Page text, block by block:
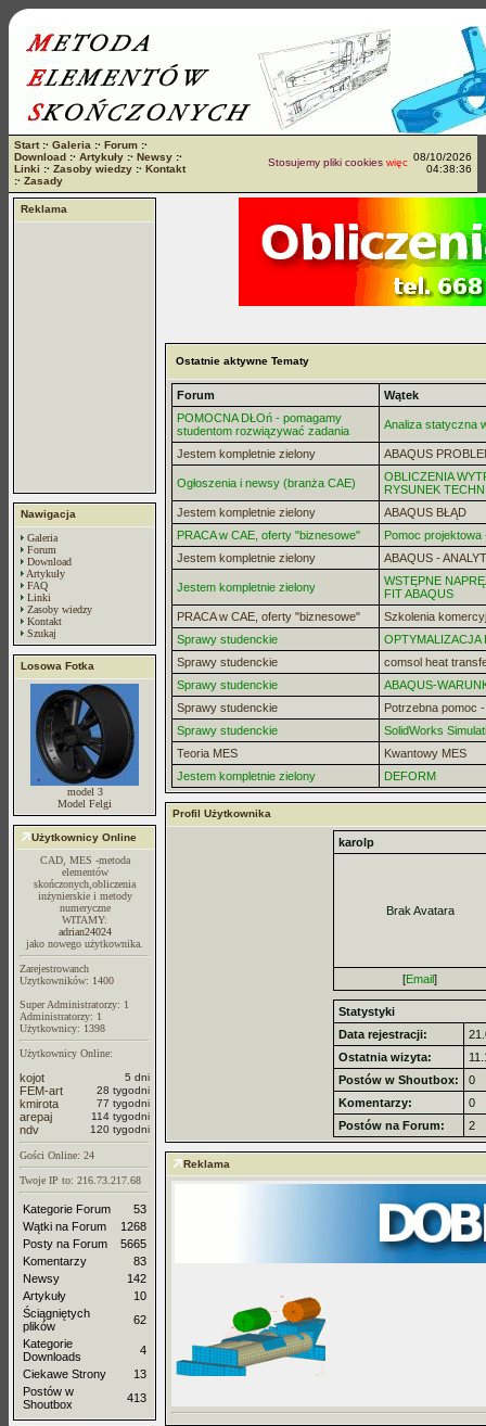
Start:· Galeria :· Forum :·
Download :· Artykuły :· Newsy :·
Linki :· Zasoby wiedzy :· Kontakt
:· Zasady
Stosujemy pliki cookieswięcej...08/10/2026
04:38:36
Reklama
Nawigacja
Galeria
Forum
Download
Artykuły
FAQ
Linki
Zasoby wiedzy
Kontakt
Szukaj
Losowa Fotka
model 3
Model Felgi
Użytkownicy Online
CAD, MES -metoda
elementów
skończonych,obliczenia
inżynierskie i metody
numeryczne
WITAMY:
adrian24024
jako nowego użytkownika.
Zarejestrowanch
Uzytkowników: 1400
Super Administratorzy: 1
Administratorzy: 1
Użytkownicy: 1398
Użytkownicy Online:
kojot 5 dni
FEM-art 28 tygodni
kmirota 77 tygodni
arepaj 114 tygodni
ndv 120 tygodni
Gości Online: 24
Twoje IP to: 216.73.217.68
Kategorie Forum
53
Wątki na Forum
1268
Posty na Forum
5665
Komentarzy
83
Newsy
142
Artykuły
10
Ściągniętych
plików
62
Kategorie
Downloads
4
Ciekawe Strony
13
Postów w
Shoutbox
413
Ostatnie aktywne Tematy
Forum
Wątek
POMOCNA DŁOń - pomagamy
studentom rozwiązywać zadania
Analiza statyczna
Jestem kompletnie zielony ABAQUS
Ogłoszenia i newsy (branża CAE)
OBLICZENIA
RYSUNEK
Jestem kompletnie zielony
ABAQUS BŁĄD
PRACA w CAE, oferty "biznesowe"
Pomoc projektowa
Jestem kompletnie zielony
ABAQUS -
Jestem kompletnie zielony
WSTĘPNE
FIT ABAQUS
PRACA w CAE, oferty "biznesowe"
Szkolenia
Sprawy studenckie
OPTYMALIZACJA
Sprawy studenckie
comsol heat
Sprawy studenckie
ABAQUS-
Sprawy studenckie
Potrzebna pomoc
Sprawy studenckie
SolidWorks
Teoria MES
Kwantowy MES
Jestem kompletnie zielony
DEFORM
Profil Użytkownika
karolp
Brak Avatara
[Email]
Statystyki
Data rejestracji:
Ostatnia wizyta:
Postów w Shoutbox:
0
Komentarzy:
0
Postów na Forum:
2
Reklama